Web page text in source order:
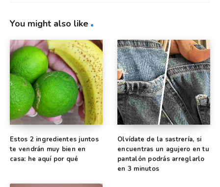
You might also like
Estos 2 ingredientes juntos
te vendrán muy bien en
casa: he aquí por qué
Olvídate de la sastrería, si
encuentras un agujero en tu
pantalón podrás arreglarlo
en 3 minutos